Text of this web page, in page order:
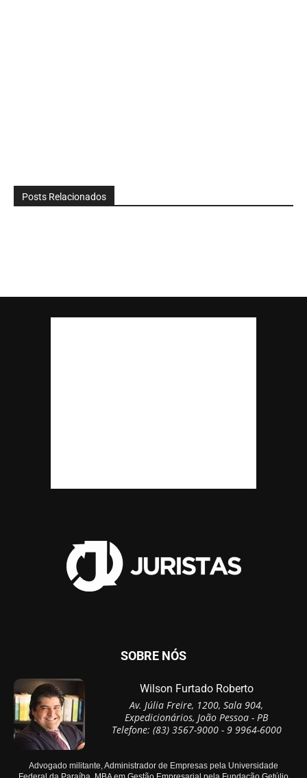
Posts Relacionados
SOBRE NÓS
Wilson Furtado Roberto
Av. Júlia Freire, 1200, Sala 904,
Expedicionários, João Pessoa - PB
Telefone: (83) 3567-9000 - 9 9964-6000
Advogado militante, Administrador de Empresas pela Universidade